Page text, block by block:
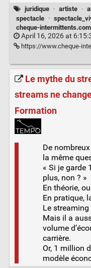
juridique · artiste ·
spectacle
·
cheque-intermittents.com
April 16, 2026 at
https://www.cheque-
Le mythe du
streams ne
Formation
De
la même
« Si je garde
plus, non ? »
En théorie,
En pratique,
Le
Mais il a
volume
carrière.
Or, 1 million
modèle